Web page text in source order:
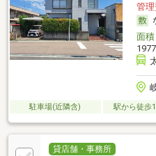
管
面積
駐車場(近隣含) 駅から徒歩
貸店舗・事務所